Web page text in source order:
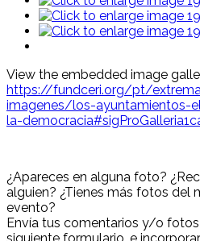
View the embedded image
https://fundceri.org/pt/
imagenes/los-ayuntamientos-
la-
¿Apareces en alguna foto?
alguien? ¿Tienes más fotos del
evento?
Envía tus comentarios y/o
siguiente formulario, e